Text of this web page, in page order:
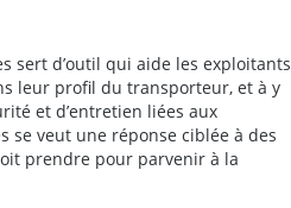
sert d’outil qui aide les exploitants
leur profil du transporteur, et à y
et d’entretien liées aux
se veut une réponse ciblée à des
prendre pour parvenir à la